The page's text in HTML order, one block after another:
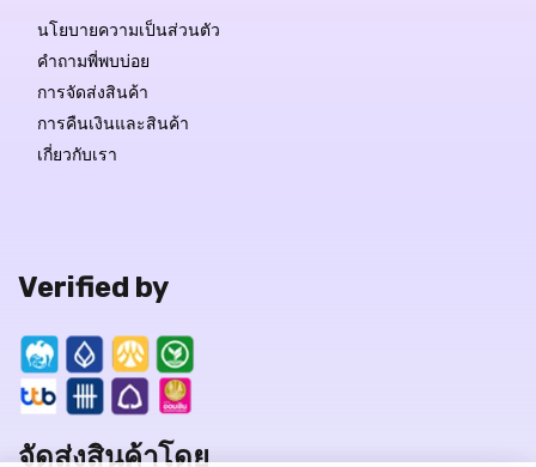
นโยบายความเป็นส่วนตัว
คำถามพี่พบบ่อย
การจัดส่งสินค้า
การคืนเงินและสินค้า
เกี่ยวกับเรา
Verified by
จัดส่งสินค้าโดย